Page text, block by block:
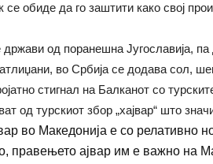
обиде да го заштити како свој
од поранешна Југославија,
во Србија се додава сол,
стигнал на Балканот со
од турскиот збор „хајвар“ што
во Македонија е со релативно
правењето ајвар им е важно на